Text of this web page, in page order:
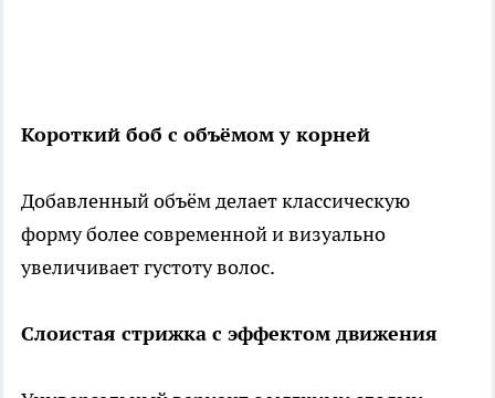
Короткий боб с объёмом у корней
Добавленный объём делает классическую
форму более современной и визуально
увеличивает густоту волос.
Слоистая стрижка с эффектом движения